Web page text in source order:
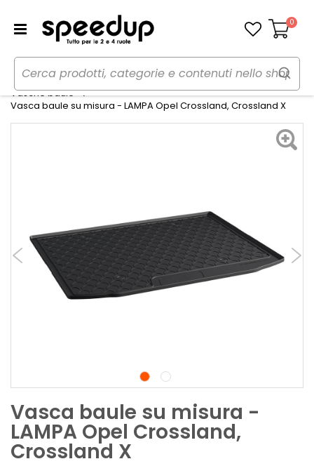
Carrello
0
Home Auto
Accessori interni e comfort
Vasche baule
Vasca baule su misura - LAMPA Opel Crossland, Crossland X
Vasca baule su misura -
LAMPA Opel Crossland,
Crossland X